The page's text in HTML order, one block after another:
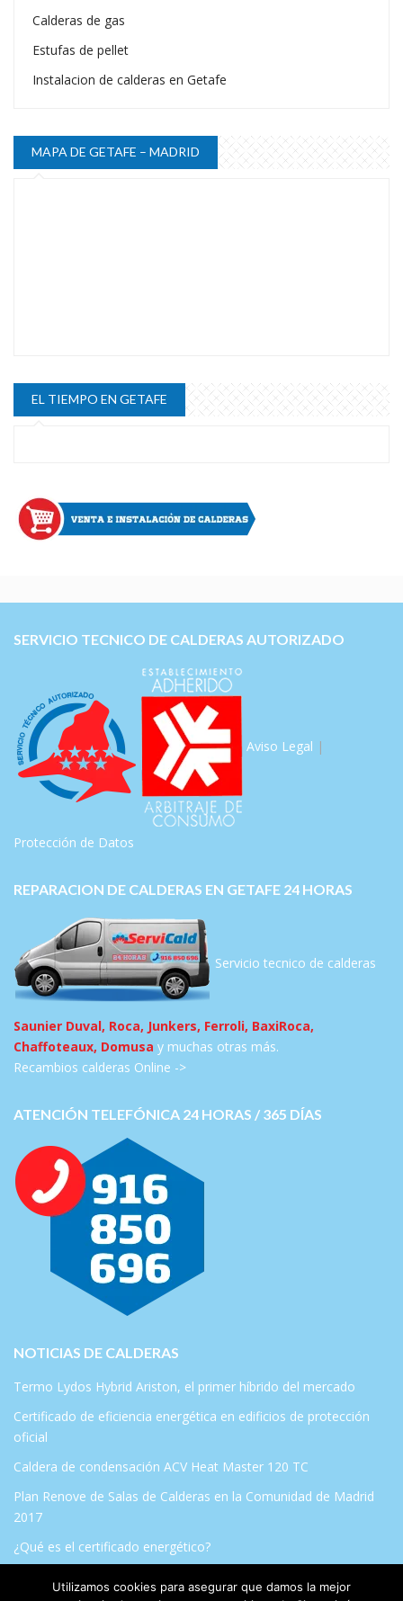
Calderas de gas
Estufas de pellet
Instalacion de calderas en Getafe
MAPA DE GETAFE – MADRID
EL TIEMPO EN GETAFE
Utilizamos cookies para asegurar que damos la mejor
SERVICIO TECNICO DE CALDERAS AUTORIZADO
Aviso Legal |
Protección de Datos
REPARACION DE CALDERAS EN GETAFE 24 HORAS
Servicio tecnico de calderas
Saunier Duval, Roca, Junkers, Ferroli, BaxiRoca,
Chaffoteaux, Domusa y muchas otras más.
Recambios calderas Online ->
ATENCIÓN TELEFÓNICA 24 HORAS / 365 DÍAS
NOTICIAS DE CALDERAS
Termo Lydos Hybrid Ariston, el primer híbrido del mercado
Certificado de eficiencia energética en edificios de protección
oficial
Caldera de condensación ACV Heat Master 120 TC
Plan Renove de Salas de Calderas en la Comunidad de Madrid
2017
¿Qué es el certificado energético?